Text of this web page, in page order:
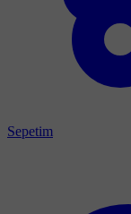
Sepetim